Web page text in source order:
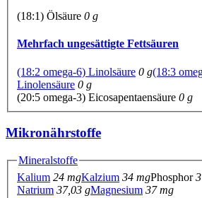
(18:1) Ölsäure 0 g
Mehrfach ungesättigte Fettsäuren
(18:2 omega-6) Linolsäure 0 g(18:3
Linolensäure 0 g
(20:5 omega-3) Eicosapentaensäure 0 g
Mikronährstoffe
Mineralstoffe
Kalium 24 mgKalzium 34 mgPhosphor
Natrium 37,03 gMagnesium 37 mg